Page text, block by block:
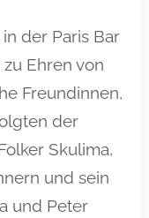
der Paris Bar
Ehren von
Freundinnen,
der
Skulima,
und sein
und Peter